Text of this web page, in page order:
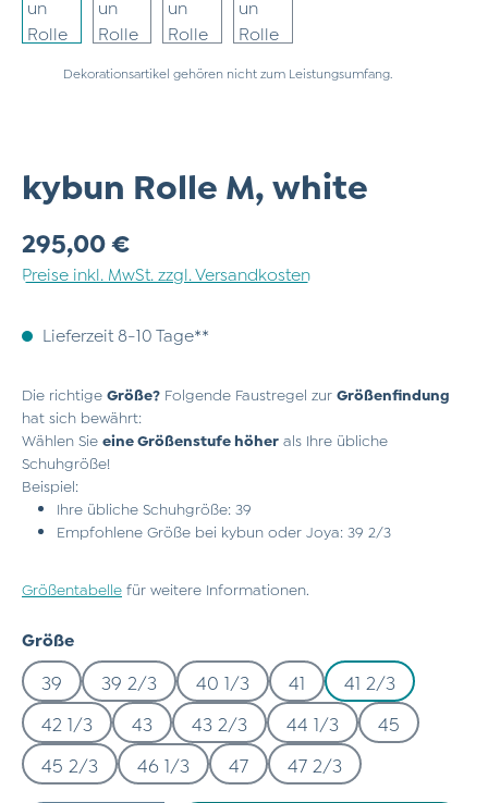
Dekorationsartikel gehören nicht zum Leistungsumfang.
kybun Rolle M, white
Regulärer Preis:
295,00 €
Preise inkl. MwSt. zzgl. Versandkosten
Lieferzeit 8-10 Tage**
Die richtige Größe? Folgende Faustregel zur Größenfindung
hat sich bewährt:
Wählen Sie eine Größenstufe höher als Ihre übliche
Schuhgröße!
Beispiel:
Ihre übliche Schuhgröße: 39
Empfohlene Größe bei kybun oder Joya: 39 2/3
Größentabelle für weitere Informationen.
Größeauswählen
39 39 2/3 40 1/3 41
41 2/3
42 1/3
43 43 2/3 44 1/3
45
45 2/3
46 1/3 47 47 2/3